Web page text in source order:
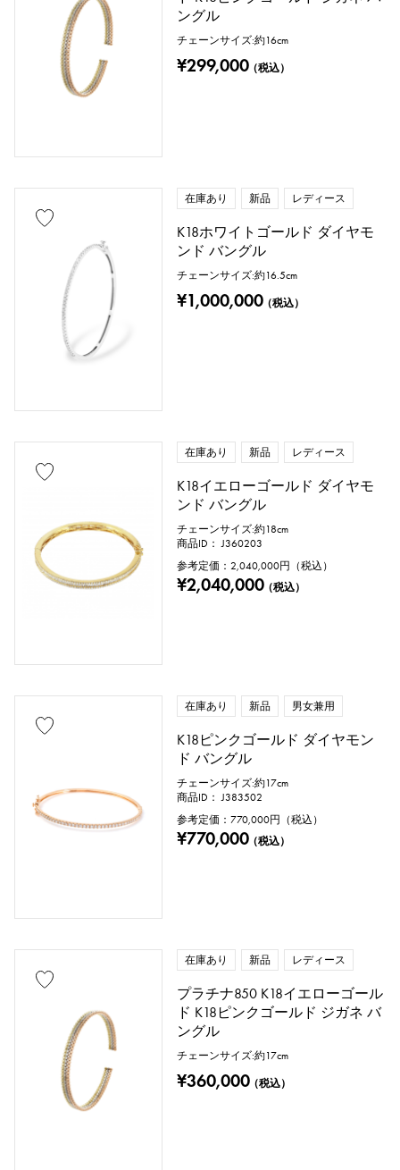
ングル
チェーンサイズ:約16cm
¥299,000（税込）
在庫あり 新品 レディース
K18ホワイトゴールド ダイヤモ
ンド バングル
チェーンサイズ:約16.5cm
¥1,000,000（税込）
在庫あり 新品 レディース
K18イエローゴールド ダイヤモ
ンド バングル
チェーンサイズ:約18cm
商品ID： J360203
参考定価： 2,040,000円（税込）
¥2,040,000（税込）
在庫あり 新品 男女兼用
K18ピンクゴールド ダイヤモン
ド バングル
チェーンサイズ:約17cm
商品ID： J383502
参考定価：770,000円（税込）
¥770,000（税込）
在庫あり 新品 レディース
プラチナ850 K18イエローゴール
ド K18ピンクゴールド ジガネ バ
ングル
チェーンサイズ:約17cm
¥360,000（税込）